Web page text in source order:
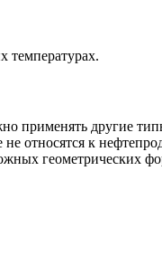
температурах.
применять другие
относятся к
геометрических